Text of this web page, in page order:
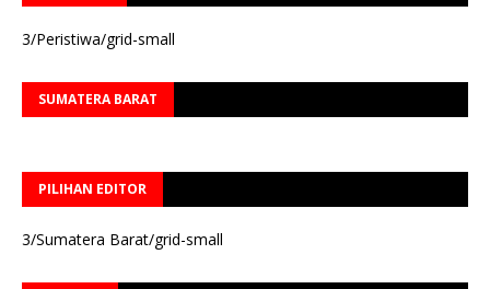
3/Peristiwa/grid-small
SUMATERA BARAT
PILIHAN EDITOR
3/Sumatera Barat/grid-small